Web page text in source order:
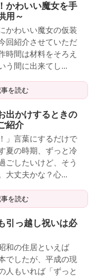
かわいい魔女を手
用～
かわいい魔女の仮装
回紹介させていただ
時間は材料をそろえ
う間に出来てし...
を読む
出かけするときの
紹介
」言葉にするだけで
夏の時期、ずっと冷
ごしたいけど、そう
大丈夫かな？心...
を読む
引っ越し祝いは必
和の住居といえば
でしたが、平成の現
人もいれば「ずっと